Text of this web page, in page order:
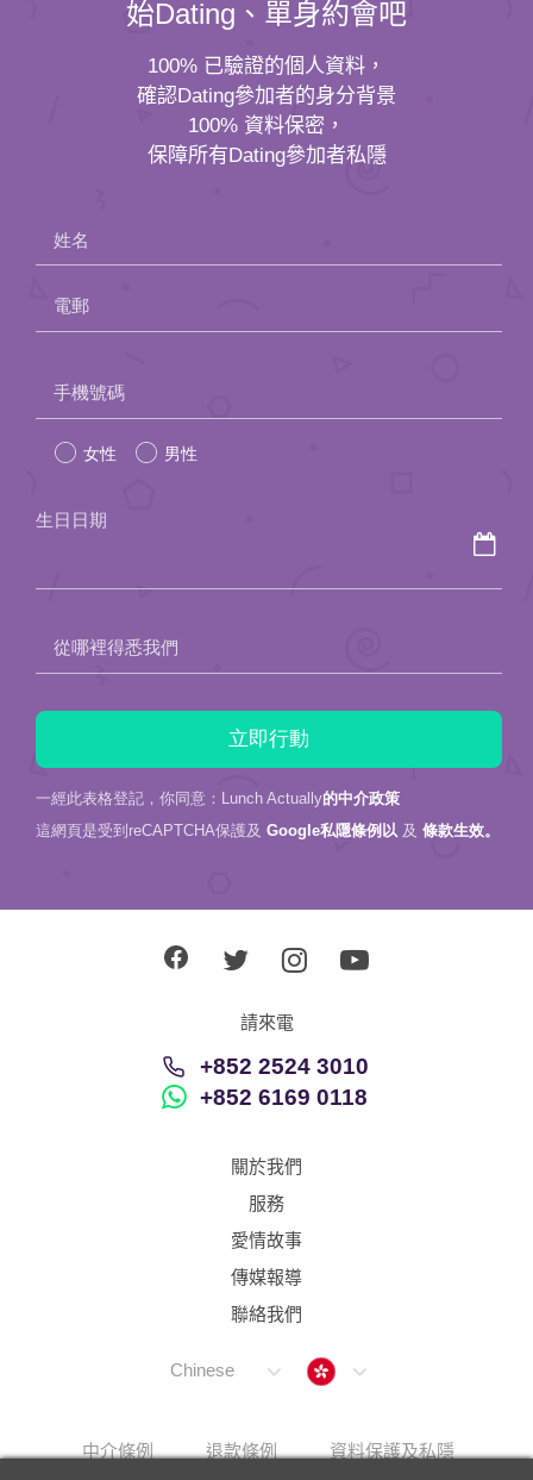
始Dating、單身約會吧
100% 已驗證的個人資料，
確認Dating參加者的身分背景
100% 資料保密，
保障所有Dating參加者私隱
姓名
電郵
leave
this
手機號碼
女性 男性
生日日期
從哪裡得悉我們
一經此表格登記，你同意：Lunch Actually的中介政策
這網頁是受到reCAPTCHA保護及 Google私隱條例以 及 條款生效。
請來電
+852 2524 3010
+852 6169 0118
關於我們
服務
愛情故事
傳媒報導
聯絡我們
Chinese Hong Kong
中介條例 退款條例 資料保護及私隱